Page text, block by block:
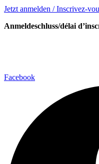
Jetzt anmelden / Inscrivez-
Anmeldeschluss/délai
Facebook